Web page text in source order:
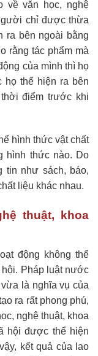
về văn học, nghệ
chỉ được thừa
ra bên ngoài bằng
rằng tác phẩm mà
của mình thì họ
họ thể hiện ra bên
điểm trước khi
hình thức vật chất
hình thức nào. Do
tin như sách, báo,
liệu khác nhau.
thuật, khoa
động không thể
Pháp luật nước
là nghĩa vụ của
ra rất phong phú,
nghệ thuật, khoa
hội được thể hiện
kết quả của lao